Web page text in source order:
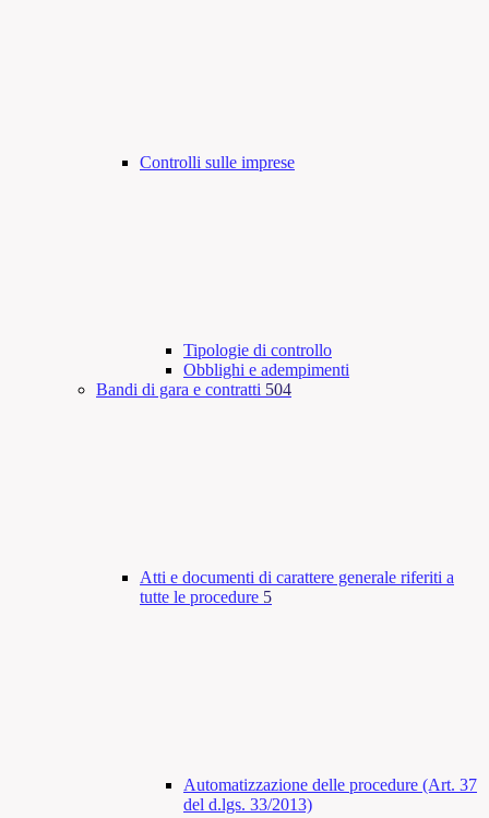
Controlli sulle imprese
Tipologie di controllo
Obblighi e adempimenti
Bandi di gara e contratti 504
Atti e documenti di carattere generale riferiti a
tutte le procedure 5
Automatizzazione delle procedure (Art. 37
del d.lgs. 33/2013)